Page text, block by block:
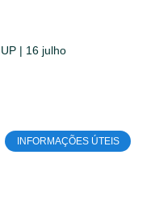
| 16 julho
INFORMAÇÕES ÚTEIS